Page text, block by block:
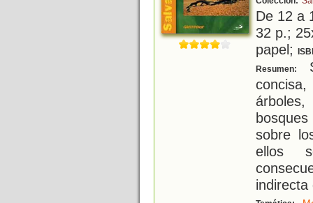
De 12 a
32 p.;
papel;
Resumen:
concisa,
sobre
ellos
indirecta